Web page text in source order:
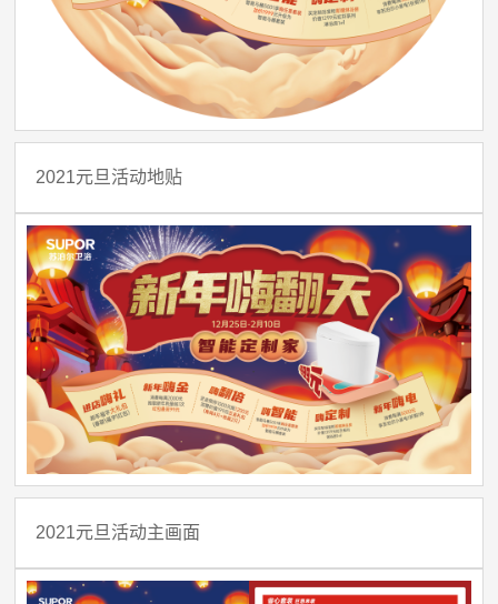
2021元旦活动地贴
2021元旦活动主画面